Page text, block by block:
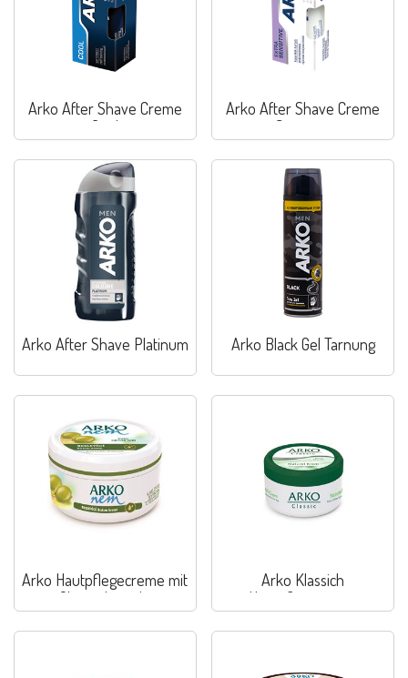
Arko After Shave Creme
Cool
Arko After Shave Creme
Sensitive
Arko After Shave Platinum Arko Black Gel Tarnung
Arko Hautpflegecreme mit
Olivenölextrakt
Arko Klassich
Hautpflegecreme